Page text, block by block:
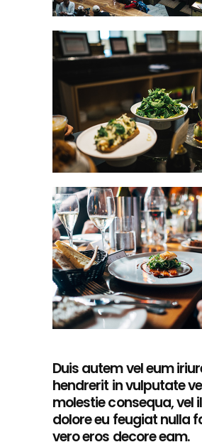
Duis autem vel eum
hendrerit in vulputate
molestie consequa, vel
dolore eu feugiat nulla
vero eros decore eam.